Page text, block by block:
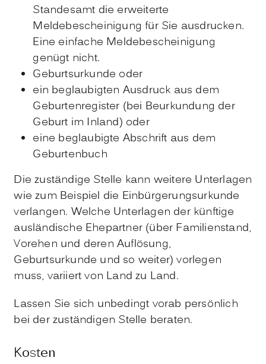
Standesamt die erweiterte
Meldebescheinigung für Sie ausdrucken.
Eine einfache Meldebescheinigung
genügt nicht.
Geburtsurkunde oder
ein beglaubigten Ausdruck aus dem
Geburtenregister (bei Beurkundung der
Geburt im Inland) oder
eine beglaubigte Abschrift aus dem
Geburtenbuch
Die zuständige Stelle kann weitere Unterlagen
wie zum Beispiel die Einbürgerungsurkunde
verlangen. Welche Unterlagen der künftige
ausländische Ehepartner (über Familienstand,
Vorehen und deren Auflösung,
Geburtsurkunde und so weiter) vorlegen
muss, variiert von Land zu Land.
Lassen Sie sich unbedingt vorab persönlich
bei der zuständigen Stelle beraten.
Kosten